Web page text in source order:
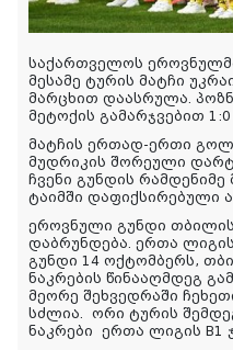
საქართველოს
მესამე ტურის მატჩი
მარცხით დაასრულა.
მეტოქის გამარჯვებით
მატჩის ერთად-ერთი
მუდრიკის შორეული
ჩვენი გუნდის
ტაიმში დაფიქსირებული
ეროვნული გუნდი
დაბრუნდება. ერთა
გუნდი 14 ოქტომბერს,
ნაკრების წინააღმდეგ
მეორე შეხვედრაში
სძლია. ორი ტურის
ნაკრები ერთა ლიგის